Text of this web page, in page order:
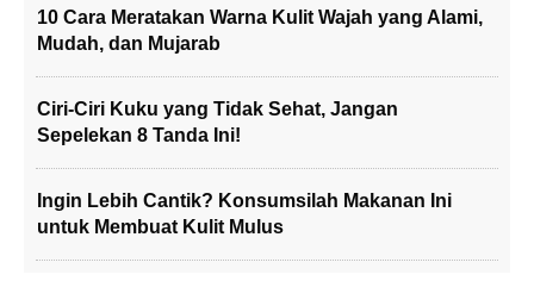
10 Cara Meratakan Warna Kulit Wajah yang Alami,
Mudah, dan Mujarab
Ciri-Ciri Kuku yang Tidak Sehat, Jangan
Sepelekan 8 Tanda Ini!
Ingin Lebih Cantik? Konsumsilah Makanan Ini
untuk Membuat Kulit Mulus